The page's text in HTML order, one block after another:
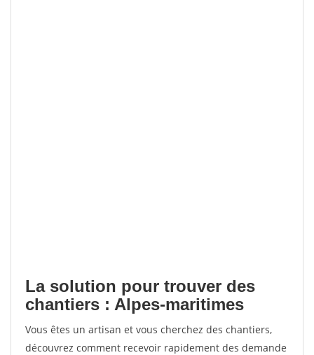
La solution pour trouver des
chantiers : Alpes-maritimes
Vous êtes un artisan et vous cherchez des chantiers,
découvrez comment recevoir rapidement des demande